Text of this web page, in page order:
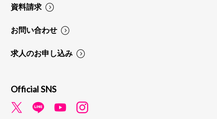
資料請求
お問い合わせ
求人のお申し込み
Official SNS